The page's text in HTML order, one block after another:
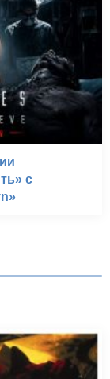
с